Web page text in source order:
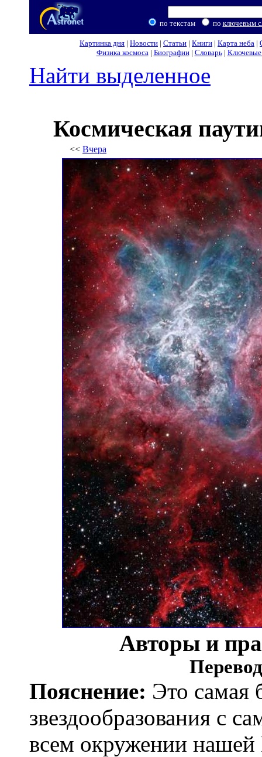
по текстам по ключевым
Картинка дня | Новости | Статьи | Книги | Карта неба |
Физика космоса| Биографии| Словарь| Ключевые
Найти выделенное
Космическая
<< Вчера
Авторы и
Пояснение: Это самая
звездообразования с
всем окружении нашей